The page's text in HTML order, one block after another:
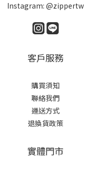
Instagram: @zippertw
客戶服務
購買須知
聯絡我們
運送方式
退換貨政策
實體門市